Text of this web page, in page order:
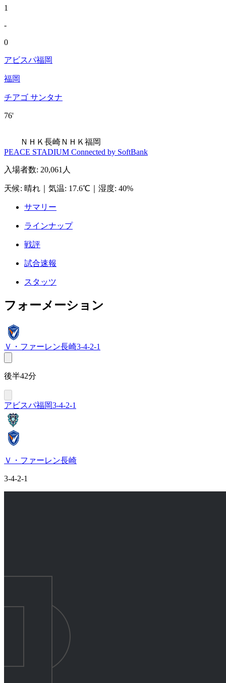
1
-
0
アビスパ福岡
福岡
チアゴ サンタナ
76'
ＮＨＫ長崎 ＮＨＫ福岡
PEACE STADIUM Connected by SoftBank
入場者数: 20,061人
天候: 晴れ 気温: 17.6℃ 湿度: 40%
サマリー
ラインナップ
戦評
試合速報
スタッツ
フォーメーション
Ｖ・ファーレン長崎3-4-2-1
後半42分
アビスパ福岡3-4-2-1
Ｖ・ファーレン長崎
3-4-2-1